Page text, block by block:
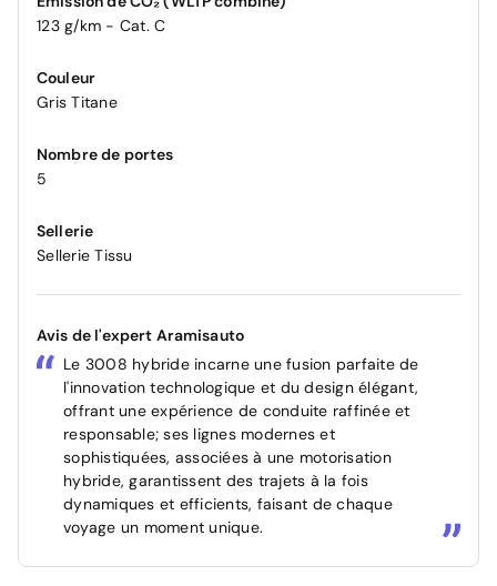
123 g/km - Cat. C
Couleur
Gris Titane
Nombre de portes
5
Sellerie
Sellerie Tissu
Avis de l'expert Aramisauto
Le 3008 hybride incarne une fusion parfaite de
l'innovation technologique et du design élégant,
offrant une expérience de conduite raffinée et
responsable; ses lignes modernes et
sophistiquées, associées à une motorisation
hybride, garantissent des trajets à la fois
dynamiques et efficients, faisant de chaque
voyage un moment unique.